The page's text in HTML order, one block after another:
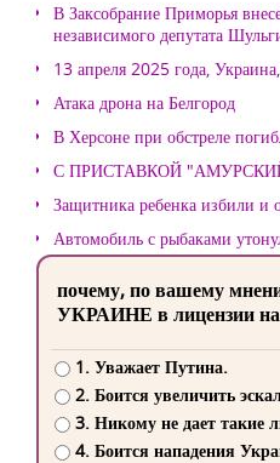
В Заксобрание Приморья
независимого депутата
13 апреля 2025 года,
Атака дрона на Белгород
В Херсоне при обстреле
С ПРИСТАВКОЙ
Защитника ребенка избили и
Автомобиль с рыбаками
почему, по вашему
УКРАИНЕ в лицензии на
1. Уважает Путина.
2. Боится увеличить
3. Никому не дает такие
4. Боится нападения